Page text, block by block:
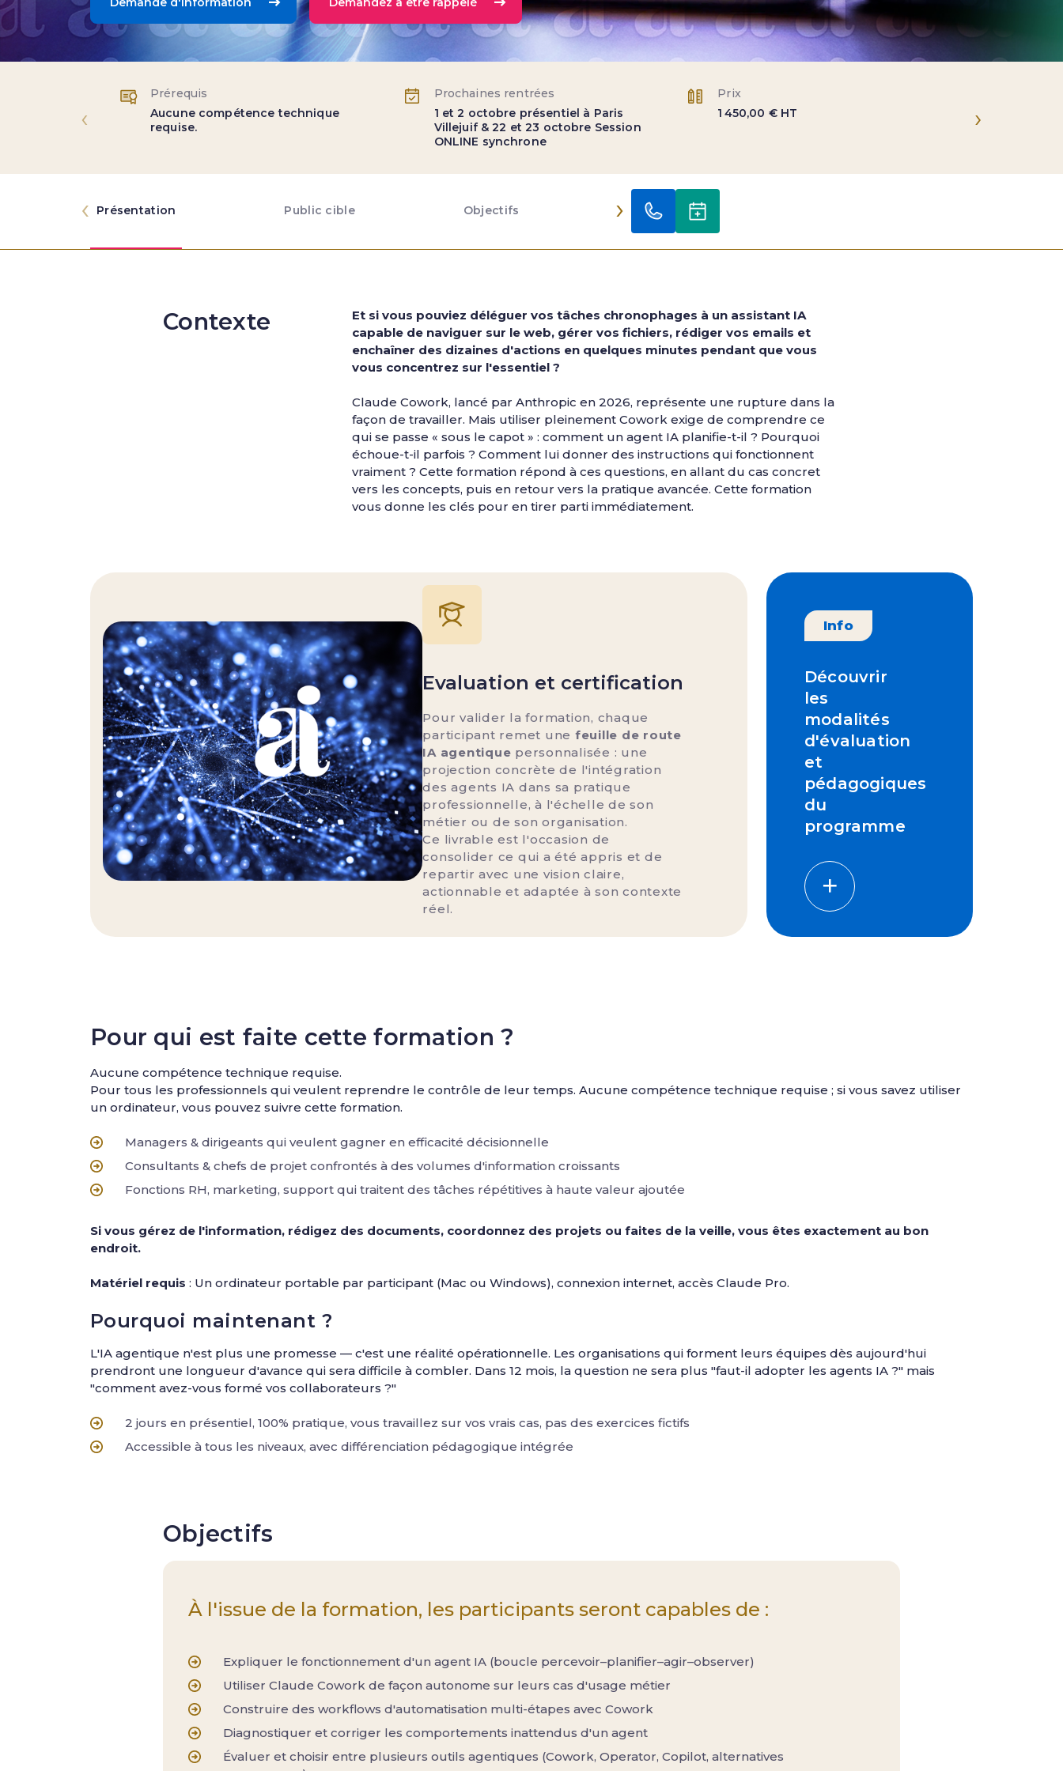
Prérequis
Aucune compétence technique
requise.
Prochaines rentrées
1 et 2 octobre présentiel à Paris
Villejuif & 22 et 23 octobre Session
ONLINE synchrone
Prix
1 450,00 € HT
‹ ›
Présentation Public cible Objectifs Programme
‹ ›
Contexte
Et si vous pouviez déléguer vos tâches chronophages à un assistant IA
capable de naviguer sur le web, gérer vos fichiers, rédiger vos emails et
enchaîner des dizaines d'actions en quelques minutes pendant que vous
vous concentrez sur l'essentiel ?
Claude Cowork, lancé par Anthropic en 2026, représente une rupture dans la
façon de travailler. Mais utiliser pleinement Cowork exige de comprendre ce
qui se passe « sous le capot » : comment un agent IA planifie-t-il ? Pourquoi
échoue-t-il parfois ? Comment lui donner des instructions qui fonctionnent
vraiment ? Cette formation répond à ces questions, en allant du cas concret
vers les concepts, puis en retour vers la pratique avancée. Cette formation
vous donne les clés pour en tirer parti immédiatement.
Evaluation et certification
Pour valider la formation, chaque
participant remet une feuille de route
IA agentique personnalisée : une
projection concrète de l'intégration
des agents IA dans sa pratique
professionnelle, à l'échelle de son
métier ou de son organisation.
Ce livrable est l'occasion de
consolider ce qui a été appris et de
repartir avec une vision claire,
actionnable et adaptée à son contexte
réel.
Info
Découvrir
les
modalités
d'évaluation
et
pédagogiques
du
programme
Pour qui est faite cette formation ?
Aucune compétence technique requise.
Pour tous les professionnels qui veulent reprendre le contrôle de leur temps. Aucune compétence technique requise ; si vous savez utiliser
un ordinateur, vous pouvez suivre cette formation.
Managers & dirigeants qui veulent gagner en efficacité décisionnelle
Consultants & chefs de projet confrontés à des volumes d'information croissants
Fonctions RH, marketing, support qui traitent des tâches répétitives à haute valeur ajoutée
Si vous gérez de l'information, rédigez des documents, coordonnez des projets ou faites de la veille, vous êtes exactement au bon
endroit.
Matériel requis : Un ordinateur portable par participant (Mac ou Windows), connexion internet, accès Claude Pro.
Pourquoi maintenant ?
L'IA agentique n'est plus une promesse — c'est une réalité opérationnelle. Les organisations qui forment leurs équipes dès aujourd'hui
prendront une longueur d'avance qui sera difficile à combler. Dans 12 mois, la question ne sera plus "faut-il adopter les agents IA ?" mais
"comment avez-vous formé vos collaborateurs ?"
2 jours en présentiel, 100% pratique, vous travaillez sur vos vrais cas, pas des exercices fictifs
Accessible à tous les niveaux, avec différenciation pédagogique intégrée
Objectifs
À l'issue de la formation, les participants seront capables de :
Expliquer le fonctionnement d'un agent IA (boucle percevoir–planifier–agir–observer)
Utiliser Claude Cowork de façon autonome sur leurs cas d'usage métier
Construire des workflows d'automatisation multi-étapes avec Cowork
Diagnostiquer et corriger les comportements inattendus d'un agent
Évaluer et choisir entre plusieurs outils agentiques (Cowork, Operator, Copilot, alternatives